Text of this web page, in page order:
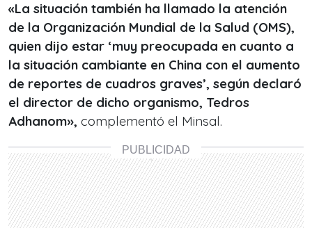
«La situación también ha llamado la atención
de la Organización Mundial de la Salud (OMS),
quien dijo estar ‘muy preocupada en cuanto a
la situación cambiante en China con el aumento
de reportes de cuadros graves’, según declaró
el director de dicho organismo, Tedros
Adhanom», complementó el Minsal.